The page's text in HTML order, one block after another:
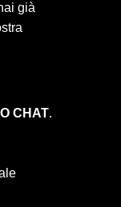
già
CHAT.